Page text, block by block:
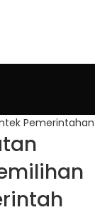
Pemerintahan